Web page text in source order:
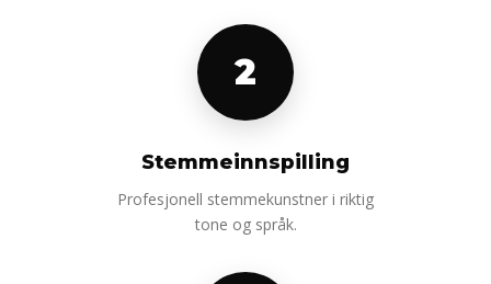
2
Stemmeinnspilling
Profesjonell stemmekunstner i riktig
tone og språk.